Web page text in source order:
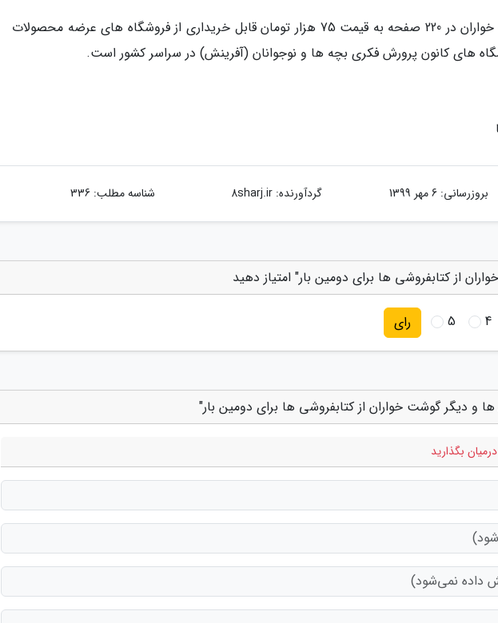
کتاب خرس ها و دیگر گوشت خواران در 220 صفحه به قیمت 75 هزار تومان قابل خریداری از فروشگاه های عرضه محصولات
های کانون پرورش فکری بچه ها و نوجوانان (آفرینش) در سراسر کشور است.
بروزرسانی: 6 مهر 1399 گردآورنده:8sharj.ir شناسه مطلب: 336
از کتابفروشی ها برای دومین بار" امتیاز دهید
4
5 رای
و دیگر گوشت خواران از کتابفروشی ها برای دومین بار"
بگذارید